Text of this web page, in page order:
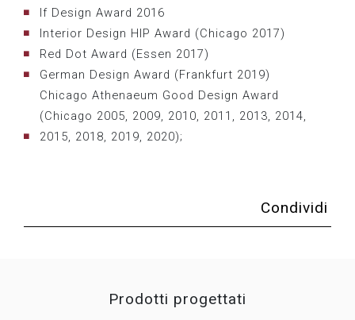
If Design Award 2016
Interior Design HIP Award (Chicago 2017)
Red Dot Award (Essen 2017)
German Design Award (Frankfurt 2019)
Chicago Athenaeum Good Design Award
(Chicago 2005, 2009, 2010, 2011, 2013, 2014,
2015, 2018, 2019, 2020);
Condividi
Prodotti progettati